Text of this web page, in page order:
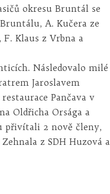
okresu Bruntál se
A. Kučera ze
Klaus z Vrbna a
Následovalo milé
Jaroslavem
Pančava v
Oldřicha Orsága a
přivítali 2 nově členy,
z SDH Huzová a